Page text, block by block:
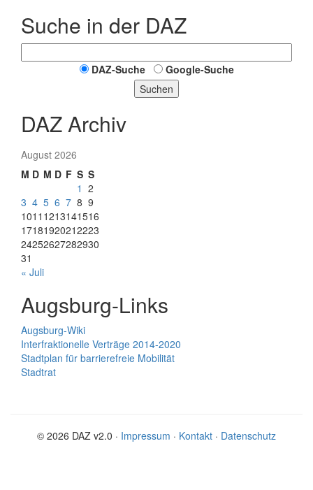
Suche in der DAZ
DAZ-Suche
Google-Suche
Suchen
DAZ Archiv
August 2026
M D M D F S S
1 2
3 4 5 6 7 8 9
1011 1213141516
17181920212223
24252627282930
31
« Juli
Augsburg-Links
Augsburg-Wiki
Interfraktionelle Verträge 2014-2020
Stadtplan für barrierefreie Mobilität
Stadtrat
© 2026 DAZ v2.0 · Impressum · Kontakt · Datenschutz